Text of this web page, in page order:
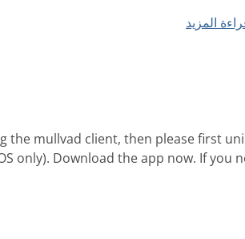
المزيد
the mullvad client, then please first
only). Download the app now. If you